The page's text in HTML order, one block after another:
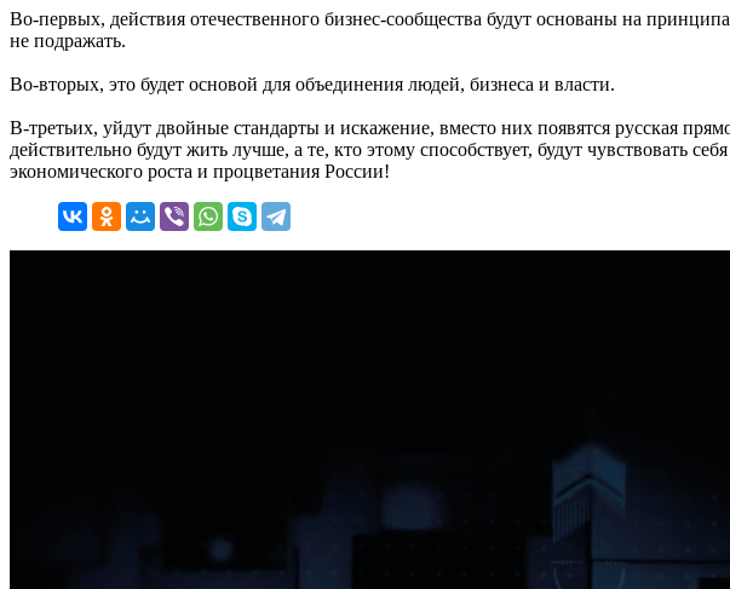
Во-первых, действия отечественного бизнес-сообщества будут основаны на
не подражать.
Во-вторых, это будет основой для объединения людей, бизнеса и власти.
В-третьих, уйдут двойные стандарты и искажение, вместо них появятся русская
действительно будут жить лучше, а те, кто этому способствует, будут чувствовать
экономического роста и процветания России!